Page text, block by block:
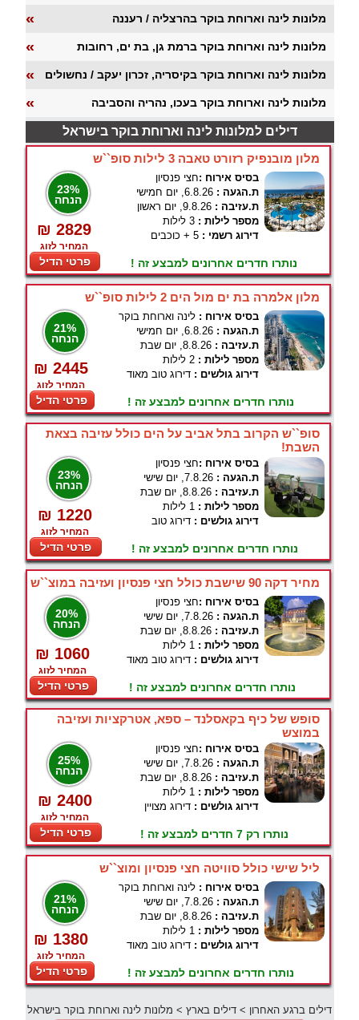
« מלונות לינה וארוחת בוקר בהרצליה / רעננה
« מלונות לינה וארוחת בוקר ברמת גן, בת ים, רחובות
« מלונות לינה וארוחת בוקר בקיסריה, זכרון יעקב / נחשולים
« מלונות לינה וארוחת בוקר בעכו, נהריה והסביבה
דילים למלונות לינה וארוחת בוקר בישראל
מלון מובנפיק רזורט טאבה 3 לילות סופ``ש
23%
הנחה
₪ 2829
המחיר לזוג
פרטי הדיל
בסיס אירוח :חצי פנסיון
ת.הגעה : 6.8.26, יום חמישי
ת.עזיבה : 9.8.26, יום ראשון
מספר לילות : 3 לילות
דירוג רשמי : 5 + כוכבים
נותרו חדרים אחרונים למבצע זה !
מלון אלמרה בת ים מול הים 2 לילות סופ``ש
21%
הנחה
₪ 2445
המחיר לזוג
פרטי הדיל
בסיס אירוח : לינה וארוחת בוקר
ת.הגעה : 6.8.26, יום חמישי
ת.עזיבה : 8.8.26, יום שבת
מספר לילות : 2 לילות
דירוג גולשים : דירוג טוב מאוד
נותרו חדרים אחרונים למבצע זה !
סופ``ש הקרוב בתל אביב על הים כולל עזיבה בצאת
השבת!
23%
הנחה
₪ 1220
המחיר לזוג
פרטי הדיל
בסיס אירוח :חצי פנסיון
ת.הגעה : 7.8.26, יום שישי
ת.עזיבה : 8.8.26, יום שבת
מספר לילות : 1 לילות
דירוג גולשים : דירוג טוב
נותרו חדרים אחרונים למבצע זה !
מחיר דקה 90 שישבת כולל חצי פנסיון ועזיבה במוצ``ש
20%
הנחה
₪ 1060
המחיר לזוג
פרטי הדיל
בסיס אירוח :חצי פנסיון
ת.הגעה : 7.8.26, יום שישי
ת.עזיבה : 8.8.26, יום שבת
מספר לילות : 1 לילות
דירוג גולשים : דירוג טוב מאוד
נותרו חדרים אחרונים למבצע זה !
סופש של כיף בקאסלנד – ספא, אטרקציות ועזיבה
במוצש
25%
הנחה
₪ 2400
המחיר לזוג
פרטי הדיל
בסיס אירוח :חצי פנסיון
ת.הגעה : 7.8.26, יום שישי
ת.עזיבה : 8.8.26, יום שבת
מספר לילות : 1 לילות
דירוג גולשים : דירוג מצויין
נותרו רק 7 חדרים למבצע זה !
ליל שישי כולל סוויטה חצי פנסיון ומוצ``ש
21%
הנחה
₪ 1380
המחיר לזוג
פרטי הדיל
בסיס אירוח : לינה וארוחת בוקר
ת.הגעה : 7.8.26, יום שישי
ת.עזיבה : 8.8.26, יום שבת
מספר לילות : 1 לילות
דירוג גולשים : דירוג טוב מאוד
נותרו חדרים אחרונים למבצע זה !
דילים ברגע האחרון > דילים בארץ > מלונות לינה וארוחת בוקר בישראל